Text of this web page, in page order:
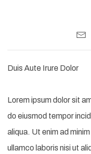
Duis Aute Irure Dolor
Lorem ipsum dolor sit
do eiusmod tempor
aliqua. Ut enim ad
ullamco laboris nisi ut